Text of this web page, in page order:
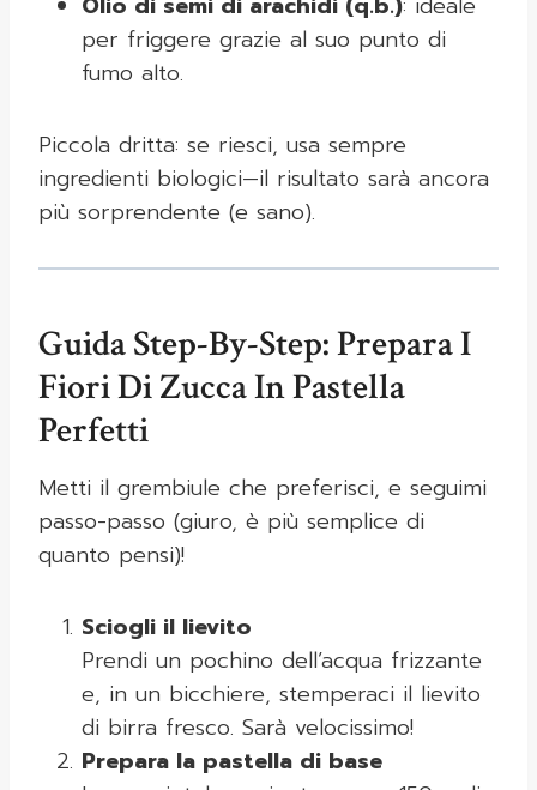
per friggere grazie al suo punto di
fumo alto.
Piccola dritta: se riesci, usa sempre
ingredienti biologici—il risultato sarà ancora
più sorprendente (e sano).
Guida Step-By-Step: Prepara I
Fiori Di Zucca In Pastella
Perfetti
Metti il grembiule che preferisci, e seguimi
passo-passo (giuro, è più semplice di
quanto pensi)!
Sciogli il lievito
Prendi un pochino dell’acqua frizzante
e, in un bicchiere, stemperaci il lievito
di birra fresco. Sarà velocissimo!
Prepara la pastella di base